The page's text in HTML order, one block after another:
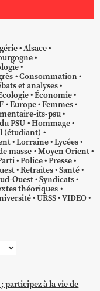
Alsace
Consommation
et analyses
Économie
Europe Femmes
its-psu
PSU Hommage
(étudiant)
Lorraine Lycées
masse Moyen Orient
Police Presse
Retraites Santé
Ouest Syndicats
théoriques
URSS VIDEO
à la vie de